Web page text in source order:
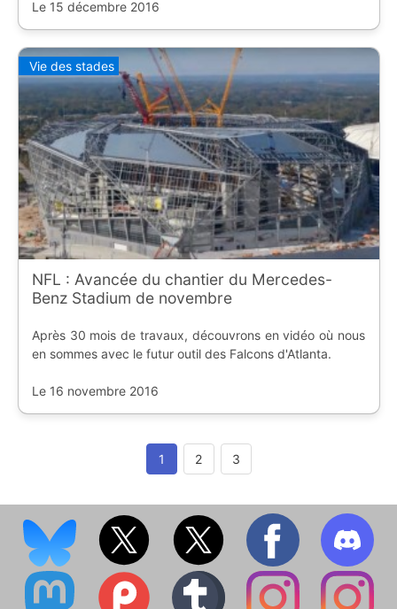
Le 15 décembre 2016
Vie des stades
NFL : Avancée du chantier du Mercedes-
Benz Stadium de novembre
Après 30 mois de travaux, découvrons en vidéo où nous
en sommes avec le futur outil des Falcons d'Atlanta.
Le 16 novembre 2016
1 2 3